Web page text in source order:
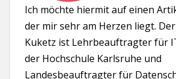
Ich möchte hiermit auf einen
der mir sehr am Herzen liegt.
Kuketz ist Lehrbeauftragter für
der Hochschule Karlsruhe und
Landesbeauftragter für